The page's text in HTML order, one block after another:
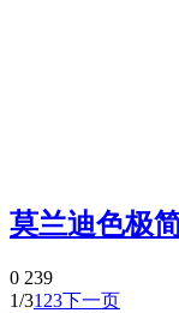
莫兰迪色极
0 239
1/31 23下一页